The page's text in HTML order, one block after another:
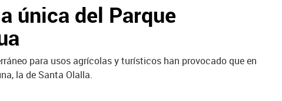
única del Parque
para usos agrícolas y turísticos han provocado que en
la de Santa Olalla.